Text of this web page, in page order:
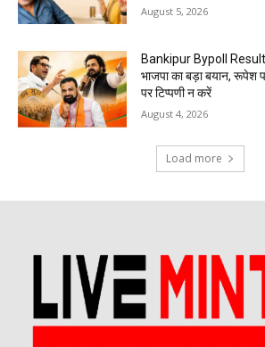
August 5, 2026
Bankipur Bypoll Result:
भाजपा का बड़ा बयान, रूपेश
पर टिप्पणी न करें
August 4, 2026
Load more